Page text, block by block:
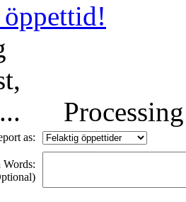
as:
Words: